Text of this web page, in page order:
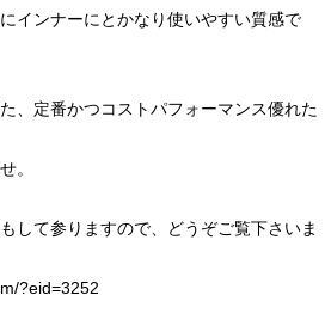
インナーにとかなり使いやすい質感で
、定番かつコストパフォーマンス優れた
。
して参りますので、どうぞご覧下さいま
?eid=3252